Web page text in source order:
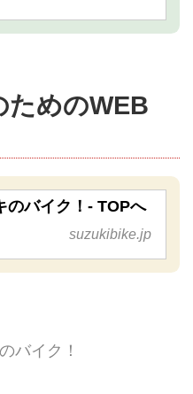
ためのWEB
のバイク！- TOPへ
suzukibike.jp
バイク！